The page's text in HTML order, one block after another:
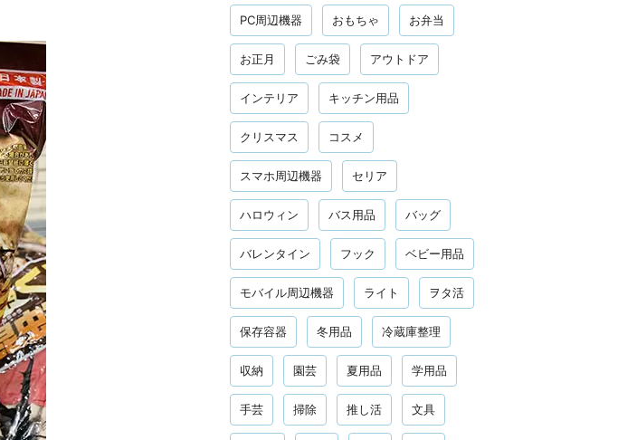
PC周辺機器 おもちゃ お弁当
お正月 ごみ袋 アウトドア
インテリア キッチン用品
クリスマス コスメ
スマホ周辺機器 セリア
ハロウィン バス用品 バッグ
バレンタイン フック ベビー用品
モバイル周辺機器 ライト ヲタ活
保存容器 冬用品 冷蔵庫整理
収納 園芸 夏用品 学用品
手芸 掃除 推し活 文具